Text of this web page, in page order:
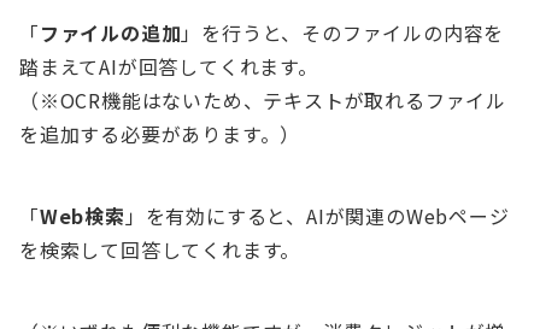
「ファイルの追加 」を行うと、そのファイルの内容を
踏まえてAIが回答してくれます。
（※OCR機能はないため、テキストが取れるファイル
を追加する必要があります。）
「Web検索 」を有効にすると、AIが関連のWebページ
を検索して回答してくれます。